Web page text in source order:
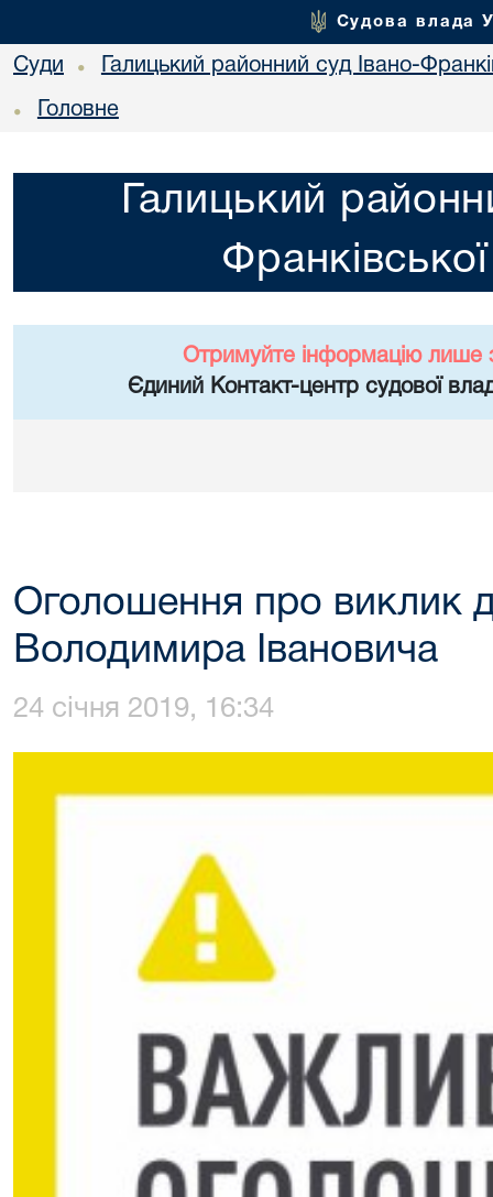
Судова влада
Суди • Галицький районний суд Івано-
• Головне
Галицький
Отримуйте інформацію лише
Єдиний Контакт-центр судової
Оголошення про виклик
Володимира Івановича
24 січня 2019, 16:34